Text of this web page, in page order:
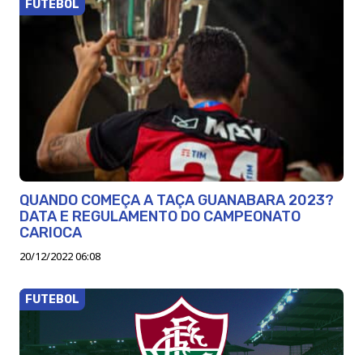
FUTEBOL
QUANDO COMEÇA A TAÇA GUANABARA 2023?
DATA E REGULAMENTO DO CAMPEONATO
CARIOCA
20/12/2022 06:08
FUTEBOL